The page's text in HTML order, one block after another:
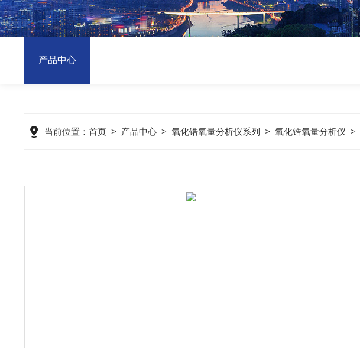
产品中心
当前位置： 首页> 产品中心> 氧化锆氧量分析仪系列 > 氧化锆氧量分析仪 >